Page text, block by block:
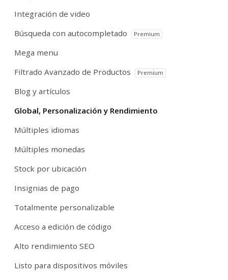
Integración de video
Búsqueda con autocompletado
Premium
Mega menu
Filtrado Avanzado de Productos
Premium
Blog y artículos
Global, Personalización y Rendimiento
Múltiples idiomas
Múltiples monedas
Stock por ubicación
Insignias de pago
Totalmente personalizable
Acceso a edición de código
Alto rendimiento SEO
Listo para dispositivos móviles